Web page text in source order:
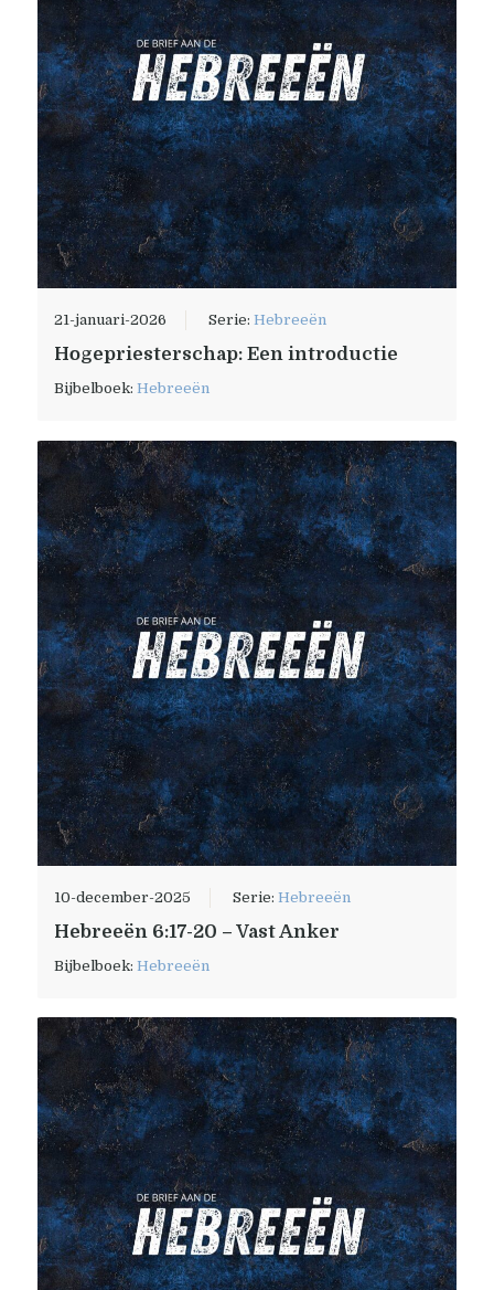
21-januari-2026 Serie:Hebreeën
Hogepriesterschap: Een introductie
Bijbelboek:Hebreeën
10-december-2025 Serie:Hebreeën
Hebreeën 6:17-20 – Vast Anker
Bijbelboek:Hebreeën